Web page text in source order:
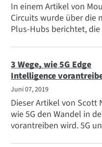
In einem Artikel von
Circuits wurde über die
Plus-Hubs berichtet, die
2, 8 oder 24 USB-
entfernten PCs oder
3 Wege, wie 5G Edge
Intelligence
Juni 07, 2019
Dieser Artikel von Scott
wie 5G den Wandel in
vorantreiben wird. 5G